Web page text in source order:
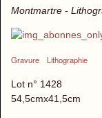
Montmartre -
Gravure Lithographie
Lot n° 1428
54,5cmx41,5cm